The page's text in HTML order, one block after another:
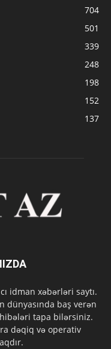
704
501
339
248
198
152
137
idman xəbərləri saytı.
dünyasında baş verən
tapa bilərsiniz.
dəqiq və operativ